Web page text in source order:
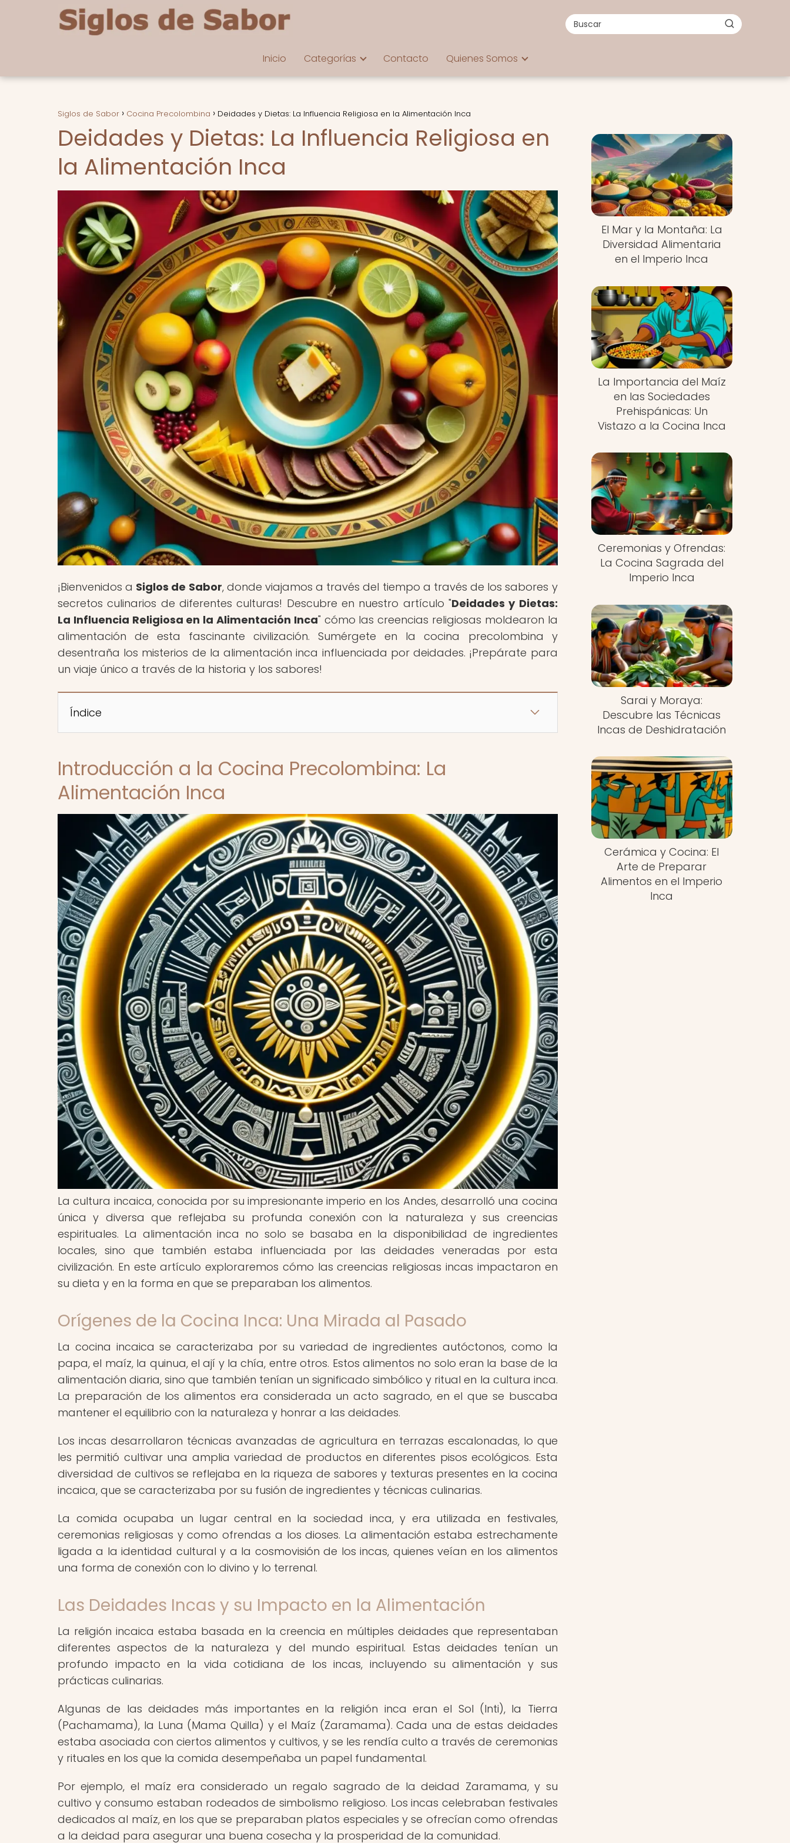
Inicio Categorías Contacto Quienes Somos
Siglos de Sabor Cocina Precolombina Deidades y Dietas: La Influencia Religiosa en la Alimentación Inca
Deidades y Dietas: La Influencia Religiosa en
la Alimentación Inca
¡Bienvenidos a Siglos de Sabor, donde viajamos a través del tiempo a través de los sabores y
secretos culinarios de diferentes culturas! Descubre en nuestro artículo "Deidades y Dietas:
La Influencia Religiosa en la Alimentación Inca" cómo las creencias religiosas moldearon la
alimentación de esta fascinante civilización. Sumérgete en la cocina precolombina y
desentraña los misterios de la alimentación inca influenciada por deidades. ¡Prepárate para
un viaje único a través de la historia y los sabores!
Índice
Introducción a la Cocina Precolombina: La
Alimentación Inca
La cultura incaica, conocida por su impresionante imperio en los Andes, desarrolló una cocina
única y diversa que reflejaba su profunda conexión con la naturaleza y sus creencias
espirituales. La alimentación inca no solo se basaba en la disponibilidad de ingredientes
locales, sino que también estaba influenciada por las deidades veneradas por esta
civilización. En este artículo exploraremos cómo las creencias religiosas incas impactaron en
su dieta y en la forma en que se preparaban los alimentos.
Orígenes de la Cocina Inca: Una Mirada al Pasado
La cocina incaica se caracterizaba por su variedad de ingredientes autóctonos, como la
papa, el maíz, la quinua, el ají y la chía, entre otros. Estos alimentos no solo eran la base de la
alimentación diaria, sino que también tenían un significado simbólico y ritual en la cultura inca.
La preparación de los alimentos era considerada un acto sagrado, en el que se buscaba
mantener el equilibrio con la naturaleza y honrar a las deidades.
Los incas desarrollaron técnicas avanzadas de agricultura en terrazas escalonadas, lo que
les permitió cultivar una amplia variedad de productos en diferentes pisos ecológicos. Esta
diversidad de cultivos se reflejaba en la riqueza de sabores y texturas presentes en la cocina
incaica, que se caracterizaba por su fusión de ingredientes y técnicas culinarias.
La comida ocupaba un lugar central en la sociedad inca, y era utilizada en festivales,
ceremonias religiosas y como ofrendas a los dioses. La alimentación estaba estrechamente
ligada a la identidad cultural y a la cosmovisión de los incas, quienes veían en los alimentos
una forma de conexión con lo divino y lo terrenal.
Las Deidades Incas y su Impacto en la Alimentación
La religión incaica estaba basada en la creencia en múltiples deidades que representaban
diferentes aspectos de la naturaleza y del mundo espiritual. Estas deidades tenían un
profundo impacto en la vida cotidiana de los incas, incluyendo su alimentación y sus
prácticas culinarias.
Algunas de las deidades más importantes en la religión inca eran el Sol (Inti), la Tierra
(Pachamama), la Luna (Mama Quilla) y el Maíz (Zaramama). Cada una de estas deidades
estaba asociada con ciertos alimentos y cultivos, y se les rendía culto a través de ceremonias
y rituales en los que la comida desempeñaba un papel fundamental.
Por ejemplo, el maíz era considerado un regalo sagrado de la deidad Zaramama, y su
cultivo y consumo estaban rodeados de simbolismo religioso. Los incas celebraban festivales
dedicados al maíz, en los que se preparaban platos especiales y se ofrecían como ofrendas
a la deidad para asegurar una buena cosecha y la prosperidad de la comunidad.
El Mar y la Montaña: La
Diversidad Alimentaria
en el Imperio Inca
La Importancia del Maíz
en las Sociedades
Prehispánicas: Un
Vistazo a la Cocina Inca
Ceremonias y Ofrendas:
La Cocina Sagrada del
Imperio Inca
Sarai y Moraya:
Descubre las Técnicas
Incas de Deshidratación
Cerámica y Cocina: El
Arte de Preparar
Alimentos en el Imperio
Inca